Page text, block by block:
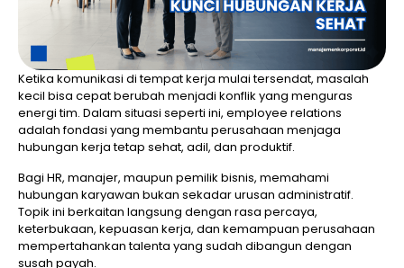
Ketika komunikasi di tempat kerja mulai tersendat, masalah
kecil bisa cepat berubah menjadi konflik yang menguras
energi tim. Dalam situasi seperti ini, employee relations
adalah fondasi yang membantu perusahaan menjaga
hubungan kerja tetap sehat, adil, dan produktif.
Bagi HR, manajer, maupun pemilik bisnis, memahami
hubungan karyawan bukan sekadar urusan administratif.
Topik ini berkaitan langsung dengan rasa percaya,
keterbukaan, kepuasan kerja, dan kemampuan perusahaan
mempertahankan talenta yang sudah dibangun dengan
susah payah.